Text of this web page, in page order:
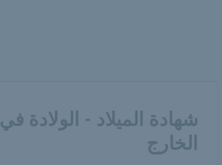
شهادة الميلاد - الولادة في
الخارج